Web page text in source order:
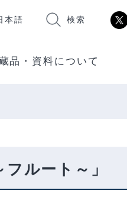
本語 検索
品・資料について
ルート～」